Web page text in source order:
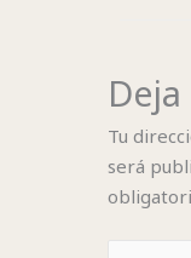
Tu
será